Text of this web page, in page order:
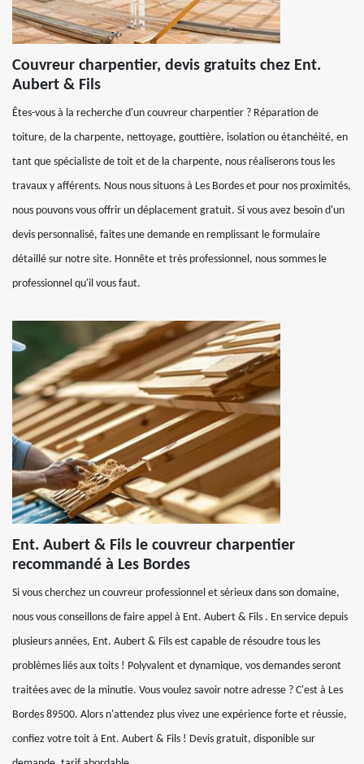
Couvreur charpentier, devis gratuits chez Ent.
Aubert & Fils
Êtes-vous à la recherche d'un couvreur charpentier ? Réparation de
toiture, de la charpente, nettoyage, gouttière, isolation ou étanchéité, en
tant que spécialiste de toit et de la charpente, nous réaliserons tous les
travaux y afférents. Nous nous situons à Les Bordes et pour nos proximités,
nous pouvons vous offrir un déplacement gratuit. Si vous avez besoin d'un
devis personnalisé, faites une demande en remplissant le formulaire
détaillé sur notre site. Honnête et très professionnel, nous sommes le
professionnel qu'il vous faut.
Ent. Aubert & Fils le couvreur charpentier
recommandé à Les Bordes
Si vous cherchez un couvreur professionnel et sérieux dans son domaine,
nous vous conseillons de faire appel à Ent. Aubert & Fils . En service depuis
plusieurs années, Ent. Aubert & Fils est capable de résoudre tous les
problèmes liés aux toits ! Polyvalent et dynamique, vos demandes seront
traitées avec de la minutie. Vous voulez savoir notre adresse ? C'est à Les
Bordes 89500. Alors n'attendez plus vivez une expérience forte et réussie,
confiez votre toit à Ent. Aubert & Fils ! Devis gratuit, disponible sur